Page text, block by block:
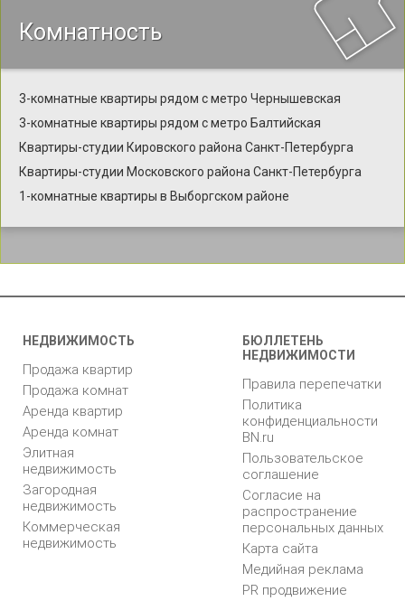
Комнатность
3-комнатные квартиры рядом с метро Чернышевская
3-комнатные квартиры рядом с метро Балтийская
Квартиры-студии Кировского района Санкт-Петербурга
Квартиры-студии Московского района Санкт-Петербурга
1-комнатные квартиры в Выборгском районе
НЕДВИЖИМОСТЬ
Продажа квартир
Продажа комнат
Аренда квартир
Аренда комнат
Элитная
недвижимость
Загородная
недвижимость
Коммерческая
недвижимость
БЮЛЛЕТЕНЬ
НЕДВИЖИМОСТИ
Правила перепечатки
Политика
конфиденциальности
BN.ru
Пользовательское
соглашение
Согласие на
распространение
персональных данных
Карта сайта
Медийная реклама
PR продвижение